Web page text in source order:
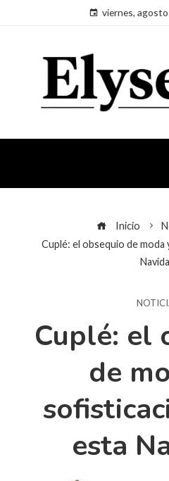
viernes,
Inicio
Cuplé: el obsequio de
Cuplé: el
de
esta